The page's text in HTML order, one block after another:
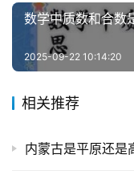
数学中质数和合数
2025-09-22 10:14:20
相关推荐
内蒙古是平原还是